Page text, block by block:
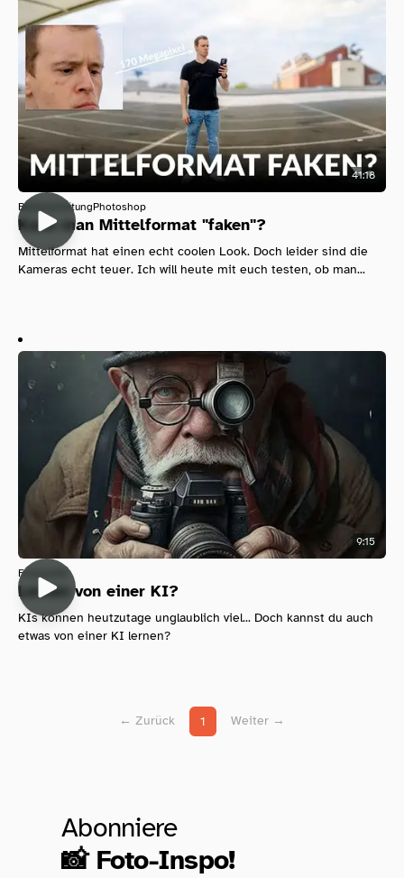
41:18
BildbearbeitungPhotoshop
Kann man Mittelformat "faken"?
Mittelformat hat einen echt coolen Look. Doch leider sind die
Kameras echt teuer. Ich will heute mit euch testen, ob man...
9:15
Fotografie
Lernen von einer KI?
KIs können heutzutage unglaublich viel... Doch kannst du auch
etwas von einer KI lernen?
← Zurück 1 Weiter →
Abonniere
📸 Foto-Inspo!